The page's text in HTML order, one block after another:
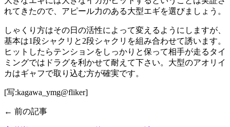
れてきたので、アピール力のある大型エギを選びましょう。
しゃくり方はその日の活性によって変えるようにしますが、
基本は1段シャクリと2段シャクリを組み合わせて誘います。
ヒットしたらテンションをしっかりと保って相手が走るタイ
ミングではドラグを利かせて耐えて下さい。大型のアオリイ
カはギャフで取り込む方が確実です。
[写:kagawa_ymg@fliker]
← 前の記事